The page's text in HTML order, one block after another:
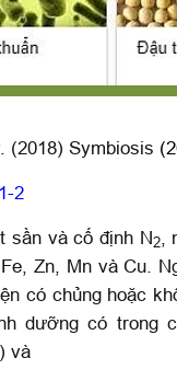
(2018) Symbiosis
-2
sần và cố định N2,
Zn, Mn và Cu.
có chủng hoặc
dưỡng có trong
và